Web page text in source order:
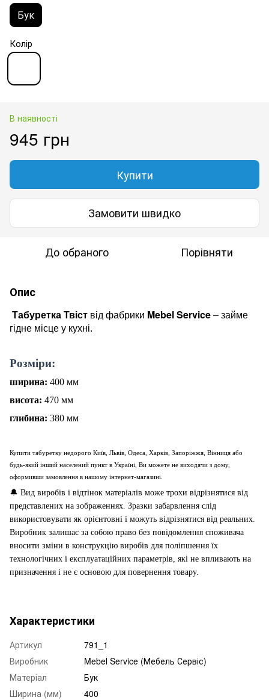
Бук
Колір
В наявності
945 грн
Купити
Замовити швидко
До обраного Порівняти
Опис
Табуретка Твіст від фабрики Mebel Service – займе
гідне місце у кухні.
Розміри:
ширина: 400 мм
висота: 470 мм
глибина: 380 мм
Купити табуретку недорого Київ, Львів, Одеса, Харків, Запоріжжя, Вінниця або
будь-який інший населений пункт в Україні, Ви можете не виходячи з дому,
оформивши замовлення в нашому інтернет-магазині.
🔔 Вид виробів і відтінок матеріалів може трохи відрізнятися від
представлених на зображеннях. Зразки забарвлення слід
використовувати як орієнтовні і можуть відрізнятися від реальних.
Виробник залишає за собою право без повідомлення споживача
вносити зміни в конструкцію виробів для поліпшення їх
технологічних і експлуатаційних параметрів, які не впливають на
призначення і не є основою для повернення товару.
Характеристики
Артикул
791_1
Виробник
Mebel Service (Мебель Сервіс)
Матеріал
Бук
Ширина (мм)
400